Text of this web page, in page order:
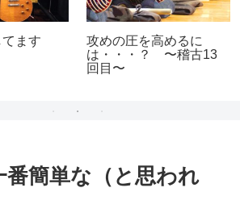
ます
攻めの圧を高めるに
は・・・？ 〜稽古13
回目〜
簡単な（と思われ